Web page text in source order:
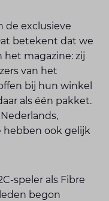
de exclusieve
betekent dat we
magazine: zij
van het
bij hun winkel
als één pakket.
hebben ook gelijk
speler als Fibre
begon